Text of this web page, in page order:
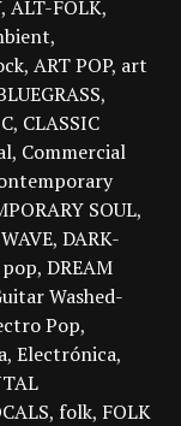
ALT-FOLK
ART POP art
CLASSIC
Commercial
SOUL
DARK-
DREAM
Washed-
Pop
Electrónica
folk FOLK